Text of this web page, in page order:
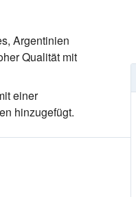
Argentinien
Qualität mit
einer
hinzugefügt.